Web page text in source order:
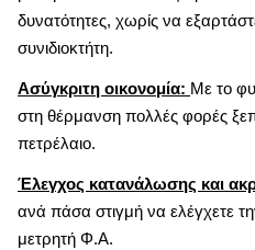
δυνατότητες, χωρίς να
συνιδιοκτήτη.
Ασύγκριτη οικονομία: Με το
στη θέρμανση πολλές φορές
πετρέλαιο.
Έλεγχος κατανάλωσης και
ανά πάσα στιγμή να ελέγχετε
μετρητή Φ.Α.